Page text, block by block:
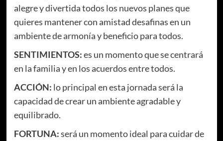
alegre y divertida todos los nuevos planes que
quieres mantener con amistad desafinas en un
ambiente de armonía y beneficio para todos.
SENTIMIENTOS:es un momento que se centrará
en la familia y en los acuerdos entre todos.
ACCIÓN: lo principal en esta jornada será la
capacidad de crear un ambiente agradable y
equilibrado.
FORTUNA:será un momento ideal para cuidar de